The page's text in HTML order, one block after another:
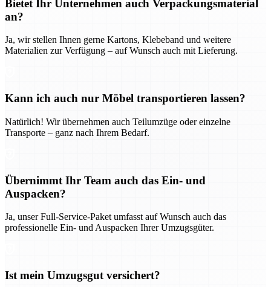
Bietet Ihr Unternehmen auch Verpackungsmaterial
an?
Ja, wir stellen Ihnen gerne Kartons, Klebeband und weitere
Materialien zur Verfügung – auf Wunsch auch mit Lieferung.
Kann ich auch nur Möbel transportieren lassen?
Natürlich! Wir übernehmen auch Teilumzüge oder einzelne
Transporte – ganz nach Ihrem Bedarf.
Übernimmt Ihr Team auch das Ein- und
Auspacken?
Ja, unser Full-Service-Paket umfasst auf Wunsch auch das
professionelle Ein- und Auspacken Ihrer Umzugsgüter.
Ist mein Umzugsgut versichert?